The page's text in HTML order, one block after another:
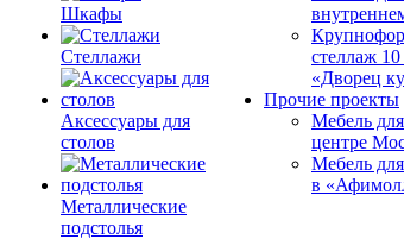
Шкафы
Стеллажи
Аксессуары для
столов
Металлические
подстолья
стеллаж
«Дворец
Прочие проекты
Мебель
центре
Мебель
в